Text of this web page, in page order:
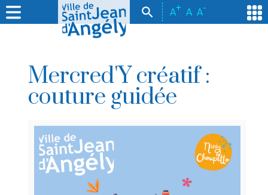
A+ A A-
Mercred'Y créatif :
couture guidée